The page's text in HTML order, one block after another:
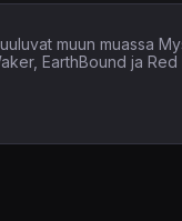
muun muassa
EarthBound ja Red